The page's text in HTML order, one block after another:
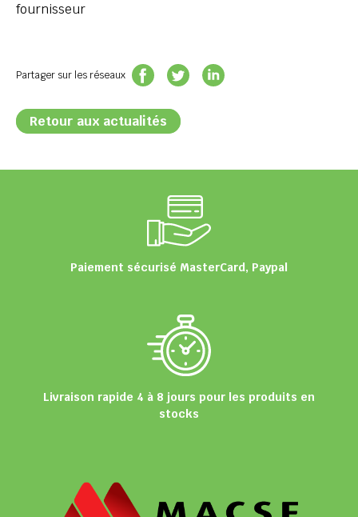
fournisseur
Partager sur les réseaux
Retour aux actualités
Paiement sécurisé MasterCard, Paypal
Livraison rapide 4 à 8 jours pour les produits en
stocks